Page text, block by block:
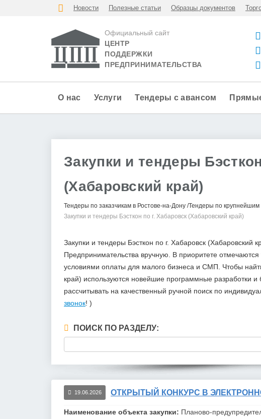
Новости Полезные статьи Образцы документов
Официальный сайт
ЦЕНТР
ПОДДЕРЖКИ
ПРЕДПРИНИМАТЕЛЬСТВА
О нас Услуги Тендеры с авансом
Закупки и тендеры
(Хабаровский край)
Тендеры по заказчикам в Ростове-на-Дону Тендеры по крупнейшим
Закупки и тендеры Бэсткон по г. Хабаровск (Хабаровский край)
Закупки и тендеры Бэсткон по г. Хабаровск
Предпринимательства вручную. В приоритете
условиями оплаты для малого бизнеса и СМП. Чтобы
край) используются новейшие программные разработки
рассчитывать на качественный ручной поиск по
звонок! )
ПОИСК ПО РАЗДЕЛУ:
19.06.2026 ОТКРЫТЫЙ КОНКУРС В
Наименование объекта закупки: Планово-